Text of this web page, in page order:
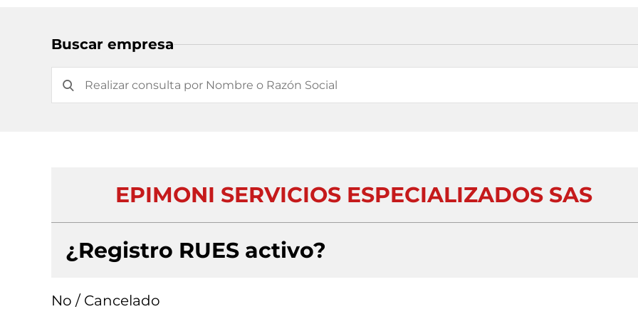
Buscar empresa
EPIMONI SERVICIOS ESPECIALIZADOS SAS
¿Registro RUES activo?
No / Cancelado